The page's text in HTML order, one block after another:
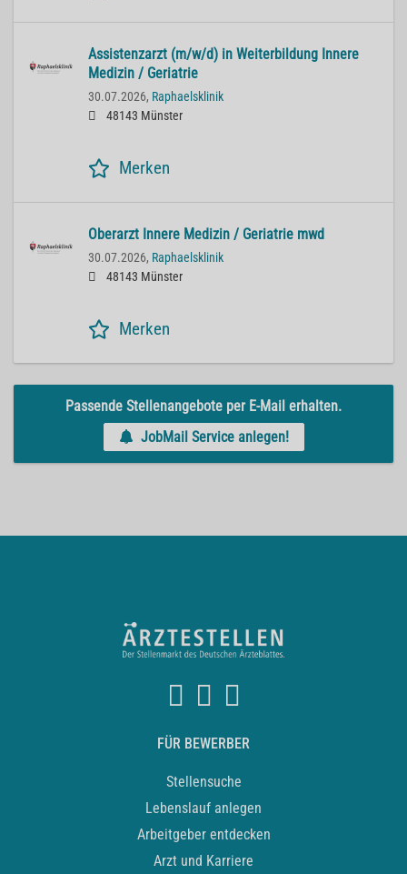
Assistenzarzt (m/w/d) in Weiterbildung Innere
Medizin / Geriatrie
30.07.2026, Raphaelsklinik
48143 Münster
Merken
Oberarzt Innere Medizin / Geriatrie mwd
30.07.2026, Raphaelsklinik
48143 Münster
Merken
Passende Stellenangebote per E-Mail erhalten.
JobMail Service anlegen!
FÜR BEWERBER
Stellensuche
Lebenslauf anlegen
Arbeitgeber entdecken
Arzt und Karriere